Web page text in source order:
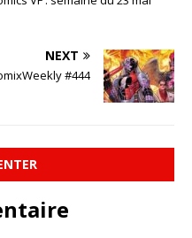
NEXT
#444